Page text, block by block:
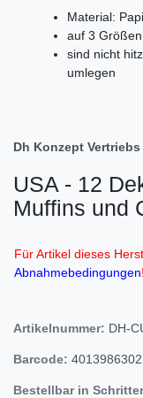
Material:
auf 3
sind nicht
umlegen
Dh Konzept Vertriebs
USA - 12
Muffins und
Für Artikel dieses
Abnahmebedingungen!
Artikelnummer: DH-
Barcode:
Bestellbar in